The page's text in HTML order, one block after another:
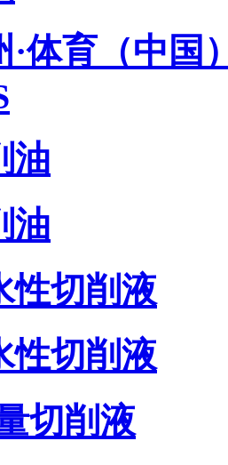
·体育（中国
油
油
性切削液
性切削液
切削液